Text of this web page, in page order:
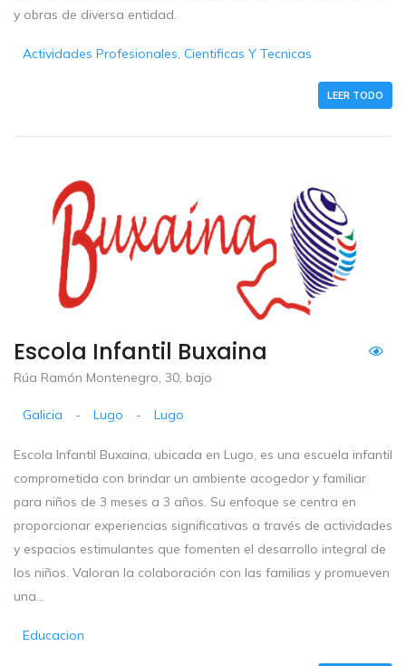
y obras de diversa entidad.
Actividades Profesionales, Cientificas Y Tecnicas
LEER TODO
Escola Infantil Buxaina
Rúa Ramón Montenegro, 30, bajo
Galicia - Lugo - Lugo
Escola Infantil Buxaina, ubicada en Lugo, es una escuela infantil
comprometida con brindar un ambiente acogedor y familiar
para niños de 3 meses a 3 años. Su enfoque se centra en
proporcionar experiencias significativas a través de actividades
y espacios estimulantes que fomenten el desarrollo integral de
los niños. Valoran la colaboración con las familias y promueven
una...
Educacion